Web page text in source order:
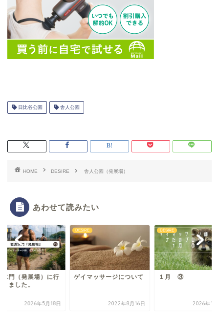
日比谷公園 舎人公園
HOME DESIRE 舎人公園（発展場）
あわせて読みたい
水門（発展場）に行
ました。
2026年5月18日
DESIRE
ゲイマッサージについて
2022年8月16日
DESIRE
１月 ③
2026年1